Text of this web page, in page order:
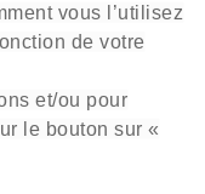
€
12
vous l’utilisez
de votre
et/ou pour
le bouton sur «